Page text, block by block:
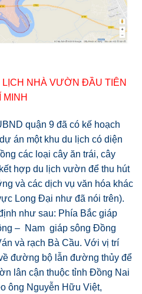
NHÀ VƯỜN ĐẦU TIÊN
MINH
quận 9 đã có kế hoạch
án một khu du lịch có diện
các loại cây ăn trái, cây
hợp du lịch vườn để thu hút
và các dịch vụ văn hóa khác
Long Đại như đã nói trên).
như sau: Phía Bắc giáp
– Nam giáp sông Đồng
và rạch Bà Cầu. Với vị trí
đường bộ lẫn đường thủy để
lân cận thuộc tỉnh Đồng Nai
ông Nguyễn Hữu Việt,